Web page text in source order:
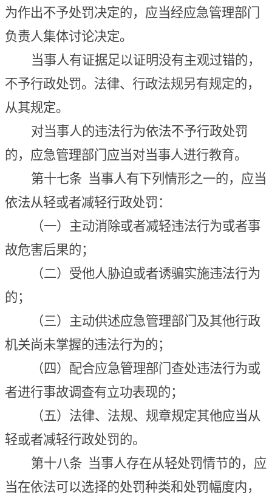
为作出不予处罚决定的，应当经应急管理部门
负责人集体讨论决定。
当事人有证据足以证明没有主观过错的，
不予行政处罚。 法律、行政法规另有规定的，
从其规定。
对当事人的违法行为依法不予行政处罚
的，应急管理部门应当对当事人进行教育。
第十七条当事人有下列情形之一的，应当
依法从轻或者减轻行政处罚：
（一）主动消除或者减轻违法行为或者事
故危害后果的；
（二）受他人胁迫或者诱骗实施违法行为
的；
（三）主动供述应急管理部门及其他行政
机关尚未掌握的违法行为的；
（四）配合应急管理部门查处违法行为或
者进行事故调查有立功表现的；
（五）法律、法规、规章规定其他应当从
轻或者减轻行政处罚的。
第十八条当事人存在从轻处罚情节的，应
当在依法可以选择的处罚种类和处罚幅度内，